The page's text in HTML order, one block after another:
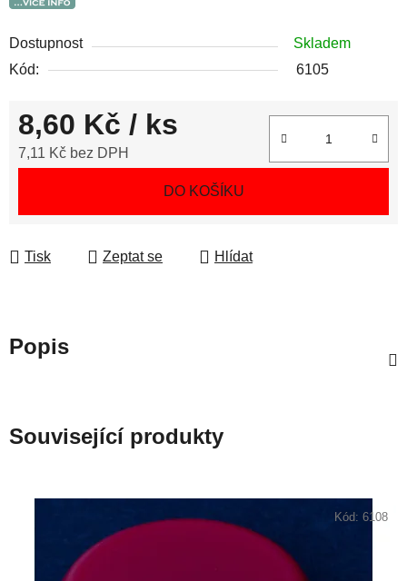
Dostupnost
Skladem
Kód:
6105
8,60 Kč / ks
7,11 Kč bez DPH
DO KOŠÍKU
Tisk Zeptat se Hlídat
Popis
Související produkty
Kód: 6108